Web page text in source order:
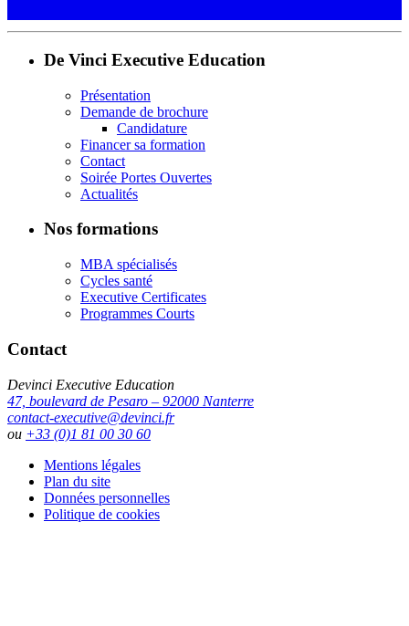
De Vinci Executive Education
Présentation
Demande de brochure
Candidature
Financer sa formation
Contact
Soirée Portes Ouvertes
Actualités
Nos formations
MBA spécialisés
Cycles santé
Executive Certificates
Programmes Courts
Contact
Devinci Executive Education
47, boulevard de Pesaro – 92000 Nanterre
contact-executive@devinci.fr
ou +33 (0)1 81 00 30 60
Mentions légales
Plan du site
Données personnelles
Politique de cookies